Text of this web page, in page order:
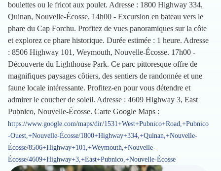
boulettes ou le fricot aux poulet. Adresse : 1800 Highway 334,
Quinan, Nouvelle-Écosse. 14h00 - Excursion en bateau vers le
phare du Cap Forchu. Profitez de vues panoramiques sur la côte
et explorez ce phare historique. Durée estimée : 1 heure. Adresse
: 8506 Highway 101, Weymouth, Nouvelle-Écosse. 17h00 -
Découverte du Lighthouse Park. Ce parc pittoresque offre de
magnifiques paysages côtiers, des sentiers de randonnée et une
faune locale intéressante. Profitez-en pour vous détendre et
admirer le coucher de soleil. Adresse : 4609 Highway 3, East
Pubnico, Nouvelle-Écosse. Carte Google Maps :
https://www.google.com/maps/dir/1531+West+Pubnico+Road,+Pubnico
-Ouest,+Nouvelle-Écosse/1800+Highway+334,+Quinan,+Nouvelle-
Écosse/8506+Highway+101,+Weymouth,+Nouvelle-
Écosse/4609+Highway+3,+East+Pubnico,+Nouvelle-Écosse